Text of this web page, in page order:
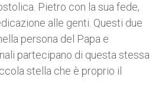
Pietro con la sua fede,
alle genti. Questi due
persona del Papa e
partecipano di questa stessa
stella che è proprio il